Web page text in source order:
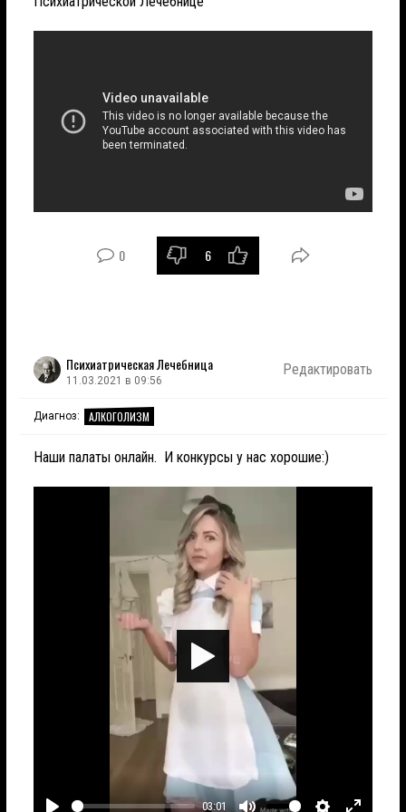
0 6
Психиатрическая Лечебница
11.03.2021 в 09:56
Редактировать
Диагноз: АЛКОГОЛИЗМ
Наши палаты онлайн. И конкурсы у нас хорошие:)
03:01
Играть